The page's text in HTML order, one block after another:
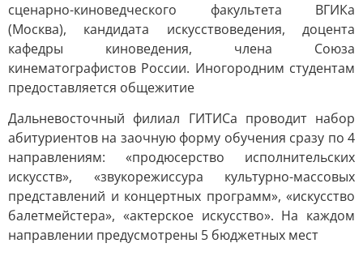
сценарно-киноведческого факультета ВГИКа
(Москва), кандидата искусствоведения, доцента
кафедры киноведения, члена Союза
кинематографистов России. Иногородним студентам
предоставляется общежитие
Дальневосточный филиал ГИТИСа проводит набор
абитуриентов на заочную форму обучения сразу по 4
направлениям: «продюсерство исполнительских
искусств», «звукорежиссура культурно-массовых
представлений и концертных программ», «искусство
балетмейстера», «актерское искусство». На каждом
направлении предусмотрены 5 бюджетных мест